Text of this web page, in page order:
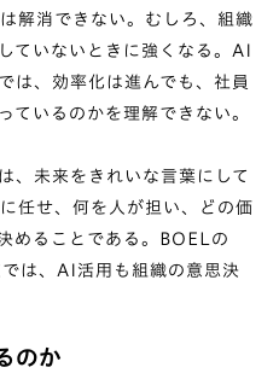
解消できない。むしろ、組織
ていないときに強くなる。AI
は、効率化は進んでも、社員
ているのかを理解できない。
、未来をきれいな言葉にして
任せ、何を人が担い、どの価
めることである。BOELの
は、AI活用も組織の意思決
のか